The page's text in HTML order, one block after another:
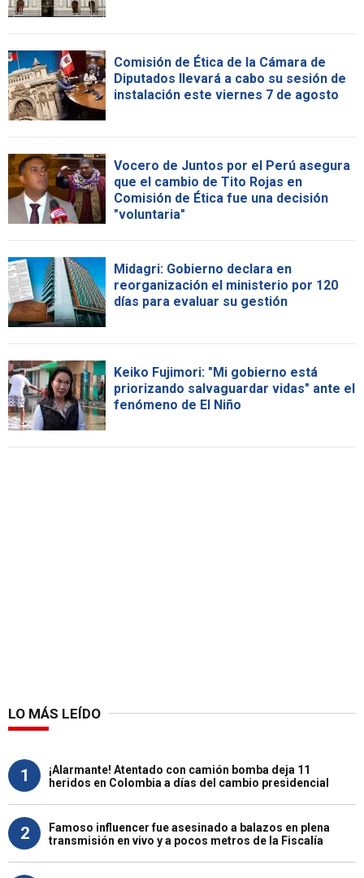
Comisión de Ética de la Cámara de
Diputados llevará a cabo su sesión de
instalación este viernes 7 de agosto
Vocero de Juntos por el Perú asegura
que el cambio de Tito Rojas en
Comisión de Ética fue una decisión
"voluntaria"
Midagri: Gobierno declara en
reorganización el ministerio por 120
días para evaluar su gestión
Keiko Fujimori: "Mi gobierno está
priorizando salvaguardar vidas" ante el
fenómeno de El Niño
LO MÁS LEÍDO
1
¡Alarmante! Atentado con camión bomba deja 11
heridos en Colombia a días del cambio presidencial
2
Famoso influencer fue asesinado a balazos en plena
transmisión en vivo y a pocos metros de la Fiscalía